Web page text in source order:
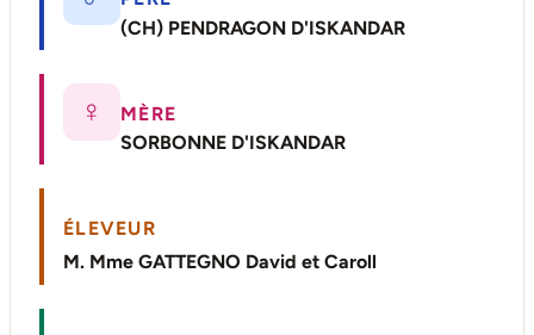
(CH) PENDRAGON D'ISKANDAR
♀
MÈRE
SORBONNE D'ISKANDAR
ÉLEVEUR
M. Mme GATTEGNO David et Caroll